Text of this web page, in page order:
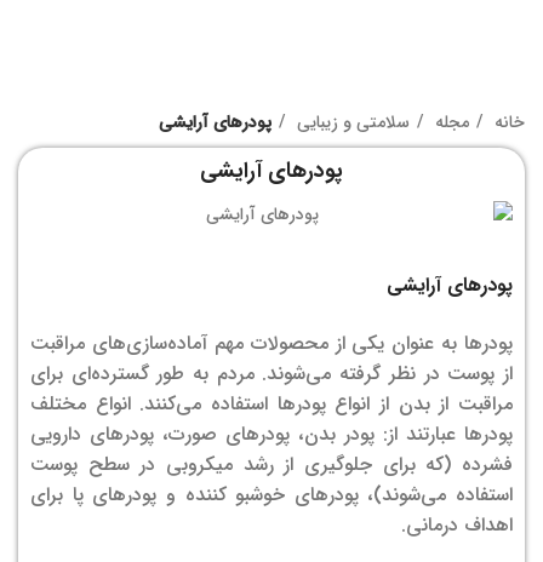
خانه مجله سلامتی و زیبایی پودرهای آرایشی
پودرهای آرایشی
پودرهای آرایشی
پودرها به عنوان یکی از محصولات مهم آماده‌سازی‌های مراقبت
از پوست در نظر گرفته می‌شوند. مردم به طور گسترده‌ای برای
مراقبت از بدن از انواع پودرها استفاده می‌کنند. انواع مختلف
پودرها عبارتند از: پودر بدن، پودرهای صورت، پودرهای دارویی
فشرده (که برای جلوگیری از رشد میکروبی در سطح پوست
استفاده می‌شوند)، پودرهای خوشبو کننده و پودرهای پا برای
اهداف درمانی.